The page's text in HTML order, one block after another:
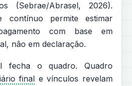
(Sebrae/Abrasel, 2026).
contínuo permite estimar
com base em
não em declaração.
fecha o quadro. Quadro
final e vínculos revelam